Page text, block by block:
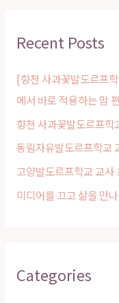
c
f
o
r
:
Recent Posts
[향천 사과꽃발도르프
에서 바로 적용하는 맘
향천 사과꽃발도르프학
동림자유발도르프학교
고양발도르프학교 교사
미디어를 끄고 삶을 만
Categories